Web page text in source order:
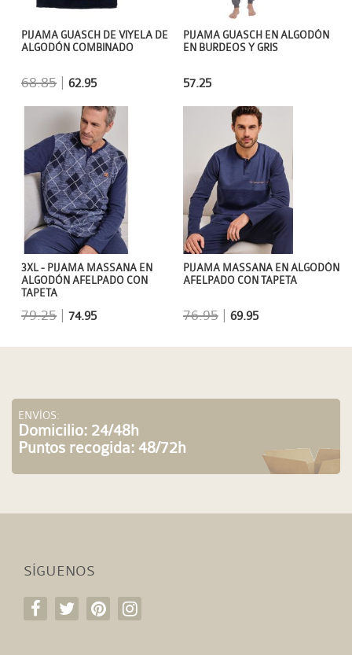
PIJAMA GUASCH EN ALGODÓN
EN BURDEOS Y GRIS
57.25
PIJAMA GUASCH DE VIYELA DE
ALGODÓN COMBINADO
68.85 |62.95
PIJAMA MASSANA EN ALGODÓN
AFELPADO CON TAPETA
76.95| 69.95
3XL - PIJAMA MASSANA EN
ALGODÓN AFELPADO CON
TAPETA
79.25 |74.95
ENVÍOS:
Domicilio: 24/48h
Puntos recogida: 48/72h
SÍGUENOS